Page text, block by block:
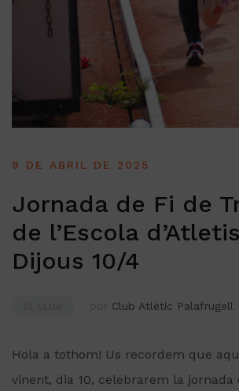
9 DE ABRIL DE 2025
Jornada de Fi de
de l’Escola
Dijous 10/4
Club Atlètic Palafrugell
Hola a tothom! Us recordem que
vinent, dia 10, celebrarem la jornada